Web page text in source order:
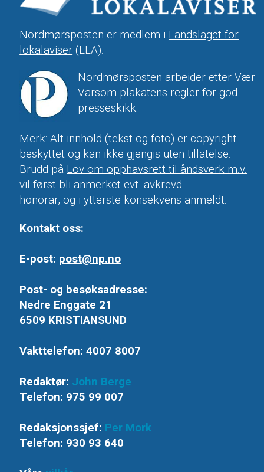
Nordmørsposten er medlem i Landslaget for
lokalaviser (LLA).
Nordmørsposten arbeider etter Vær
Varsom-plakatens regler for god
presseskikk.
Merk: Alt innhold (tekst og foto) er copyright-
beskyttet og kan ikke gjengis uten tillatelse.
Brudd på Lov om opphavsrett til åndsverk m.v.
vil først bli anmerket evt. avkrevd
honorar, og i ytterste konsekvens anmeldt.
Kontakt oss:
E-post: post@np.no
Post- og besøksadresse:
Nedre Enggate 21
6509 KRISTIANSUND
Vakttelefon: 4007 8007
Redaktør: John Berge
Telefon: 975 99 007
Redaksjonssjef: Per Mork
Telefon: 930 93 640